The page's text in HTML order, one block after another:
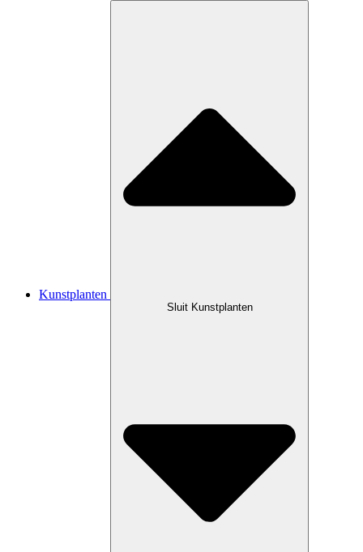
Kunstplanten
Sluit Kunstplanten